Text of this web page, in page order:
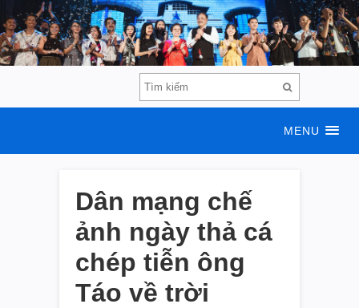
MENU
Dân mạng chế
ảnh ngày thả cá
chép tiễn ông
Táo về trời